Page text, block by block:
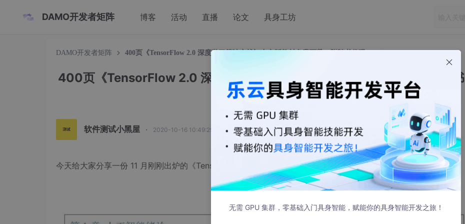
DAMO开发者矩阵 博客 活动 直播 论文 具身工坊
DAMO开发者矩阵 400页《TensorFlow 2.0 深度学习算法实战》中文版教材免费下载（附随书代码+pdf）...
400页《TensorFlow 2.0 深度学习算法实战》中文版教材免费下载（附随书
代码+pdf）...
软件测试小黑屋 · 2020-10-16 10:49:29 发布
今天给大家分享一份 11 月刚刚出炉的《TensorFlow 2.0 深度学习算法实战》中文版教材。
无需 GPU 集群，零基础入门具身智能，赋能你的具身智能开发之旅！